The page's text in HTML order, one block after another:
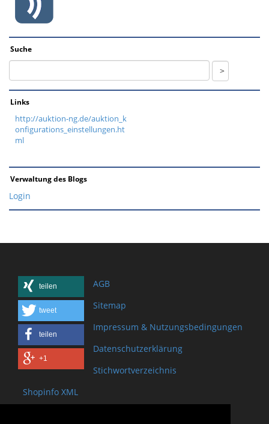
Suche
Links
http://auktion-ng.de/auktion_k
onfigurations_einstellungen.ht
ml
Verwaltung des Blogs
Login
teilen
tweet
teilen
+1
AGB
Sitemap
Impressum & Nutzungsbedingungen
Datenschutzerklärung
Stichwortverzeichnis
Shopinfo XML